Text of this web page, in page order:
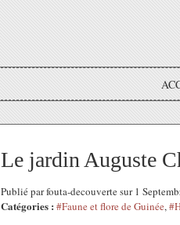
Le jardin Auguste
Publié par fouta-decouverte sur 1
Catégories : #Faune et flore de Guinée,